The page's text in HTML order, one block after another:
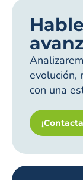
evolución,
con una